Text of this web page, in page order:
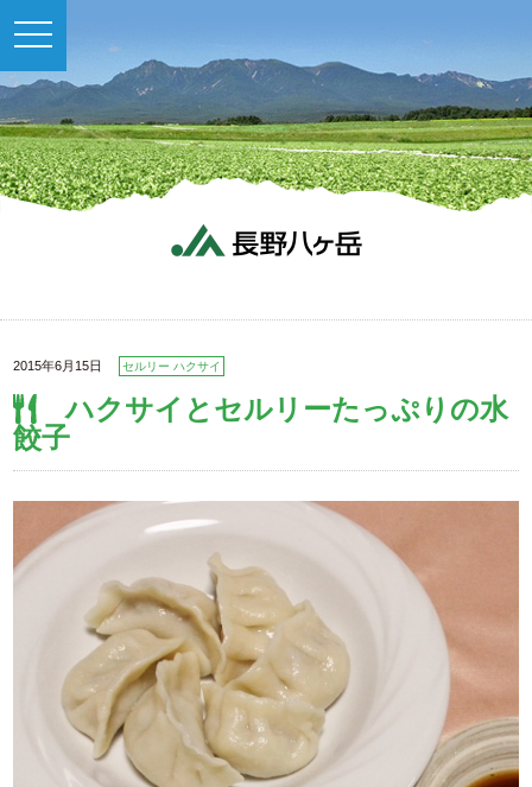
toggle
navigation
2015年6月15日 セルリー ハクサイ
ハクサイとセルリーたっぷりの水
餃子